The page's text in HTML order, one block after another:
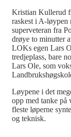
Kristian Kullerud
raskest i A-løypen
superveteran fra
drøye to minutter
LOKs egen Lars
tredjeplass, bare
Lars Ole, som
Løypene i det
opp med tanke
fleste løperne
og teknisk.